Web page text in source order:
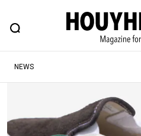
FEATURE BLOG
ヒップなファッション、カルチャー
#注目のタグ
#SHOPPING ADDICT #
NEWS